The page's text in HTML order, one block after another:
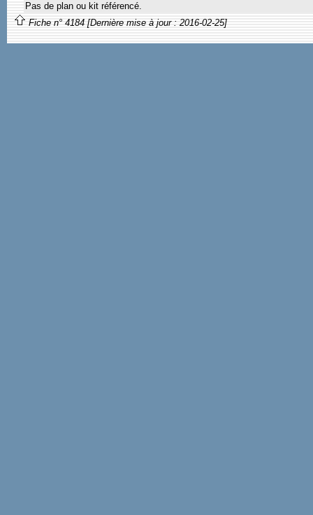
Pas de plan ou kit référencé.
Fiche n° 4184 [Dernière mise à jour : 2016-02-25]